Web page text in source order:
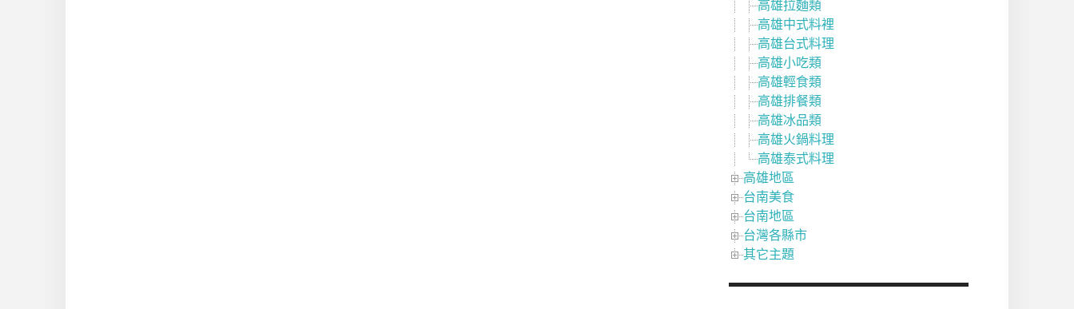
高雄拉麵類
高雄中式料裡
高雄台式料理
高雄小吃類
高雄輕食類
高雄排餐類
高雄冰品類
高雄火鍋料理
高雄泰式料理
高雄地區
台南美食
台南地區
台灣各縣市
其它主題